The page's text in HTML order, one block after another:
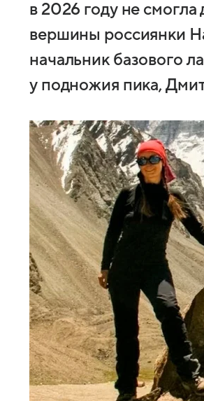
в 2026 году не
вершины россиянки
начальник базового
у подножия пика,